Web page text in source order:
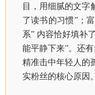
目，用细腻的文字
了读书的习惯”；
系” 内容恰好填补
能平静下来”。还
精准击中年轻人的
实粉丝的核心原因。